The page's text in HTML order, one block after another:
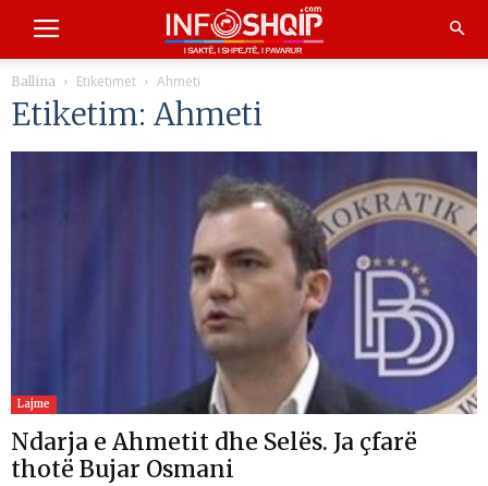
Ballina Etiketimet Ahmeti
Etiketim: Ahmeti
Lajme
Ndarja e Ahmetit dhe Selës. Ja çfarë
thotë Bujar Osmani